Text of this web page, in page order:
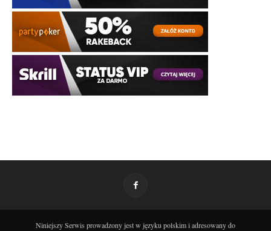
Niniejszy Serwis prowadzony jest w języku polskim i adresowany do